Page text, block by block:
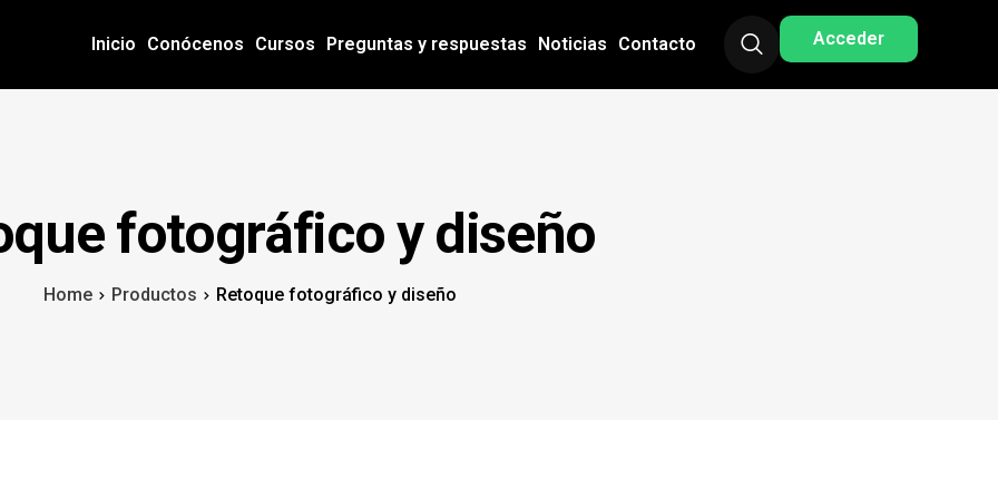
Inicio Conócenos Cursos Preguntas y respuestas Noticias Contacto Acceder
fotográfico y diseño
Home Productos Retoque fotográfico y diseño